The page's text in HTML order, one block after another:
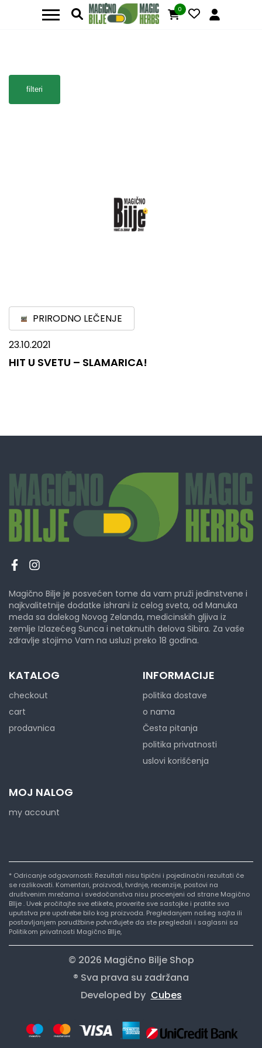
0
filteri
PRIRODNO LEČENJE
23.10.2021
HIT U SVETU – SLAMARICA!
Magično Bilje je posvećen tome da vam pruži jedinstvene i
najkvalitetnije dodatke ishrani iz celog sveta, od Manuka
meda sa dalekog Novog Zelanda, medicinskih gljiva iz
zemlje Izlazećeg Sunca i netaknutih delova Sibira. Za vaše
zdravlje stojimo Vam na usluzi preko 18 godina.
KATALOG
checkout
cart
prodavnica
INFORMACIJE
politika dostave
o nama
Česta pitanja
politika privatnosti
uslovi korišćenja
MOJ NALOG
my account
* Odricanje odgovornosti: Rezultati nisu tipični i pojedinačni rezultati će
se razlikovati. Komentari, proizvodi, tvrdnje, recenzije, postovi na
društvenim mrežama i svedočanstva nisu procenjeni od strane Magično
BIlje . Uvek pročitajte sve etikete, proverite sve sastojke i pratite sva
uputstva pre upotrebe bilo kog proizvoda. Pregledanjem našeg sajta ili
postavljanjem porudžbine potvrđujete da ste pregledali i saglasni sa
Politikom privatnosti Magično BIlje,
© 2026 Magično Bilje Shop
® Sva prava su zadržana
Developed by Cubes